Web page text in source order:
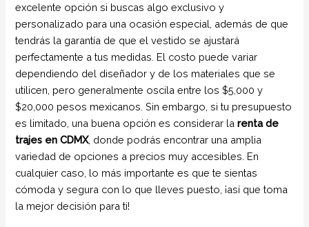
excelente opción si buscas algo exclusivo y
personalizado para una ocasión especial, además de que
tendrás la garantía de que el vestido se ajustará
perfectamente a tus medidas. El costo puede variar
dependiendo del diseñador y de los materiales que se
utilicen, pero generalmente oscila entre los $5,000 y
$20,000 pesos mexicanos. Sin embargo, si tu presupuesto
es limitado, una buena opción es considerar larenta de
trajes en CDMX, donde podrás encontrar una amplia
variedad de opciones a precios muy accesibles. En
cualquier caso, lo más importante es que te sientas
cómoda y segura con lo que lleves puesto, ¡así que toma
la mejor decisión para ti!